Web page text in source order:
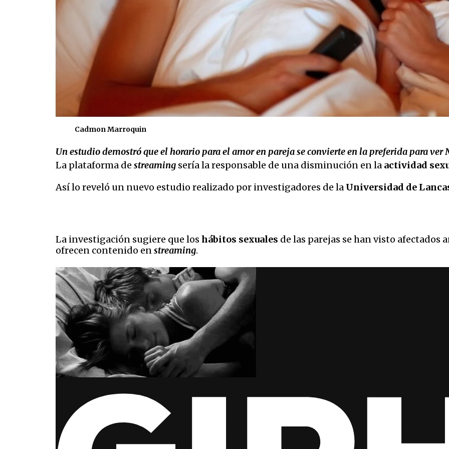
Cadmon Marroquin
Un estudio demostró que el horario para el amor en pareja se convierte en la preferida para ver
La plataforma de streaming sería la responsable de una disminución en la actividad
Así lo reveló un nuevo estudio realizado por investigadores de la Universidad de
La investigación sugiere que los hábitos sexuales de las parejas se han visto
ofrecen contenido enstreaming.